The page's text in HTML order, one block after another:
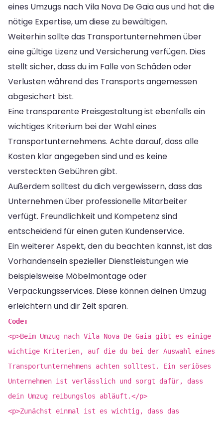
eines Umzugs nach Vila Nova De Gaia aus und hat die
nötige Expertise, um diese zu bewältigen.
Weiterhin sollte das Transportunternehmen über
eine gültige Lizenz und Versicherung verfügen. Dies
stellt sicher, dass du im Falle von Schäden oder
Verlusten während des Transports angemessen
abgesichert bist.
Eine transparente Preisgestaltung ist ebenfalls ein
wichtiges Kriterium bei der Wahl eines
Transportunternehmens. Achte darauf, dass alle
Kosten klar angegeben sind und es keine
versteckten Gebühren gibt.
Außerdem solltest du dich vergewissern, dass das
Unternehmen über professionelle Mitarbeiter
verfügt. Freundlichkeit und Kompetenz sind
entscheidend für einen guten Kundenservice.
Ein weiterer Aspekt, den du beachten kannst, ist das
Vorhandensein spezieller Dienstleistungen wie
beispielsweise Möbelmontage oder
Verpackungsservices. Diese können deinen Umzug
erleichtern und dir Zeit sparen.
Code:
<p>Beim Umzug nach Vila Nova De Gaia gibt es einige
wichtige Kriterien, auf die du bei der Auswahl eines
Transportunternehmens achten solltest. Ein seriöses
Unternehmen ist verlässlich und sorgt dafür, dass
dein Umzug reibungslos abläuft.</p>
<p>Zunächst einmal ist es wichtig, dass das